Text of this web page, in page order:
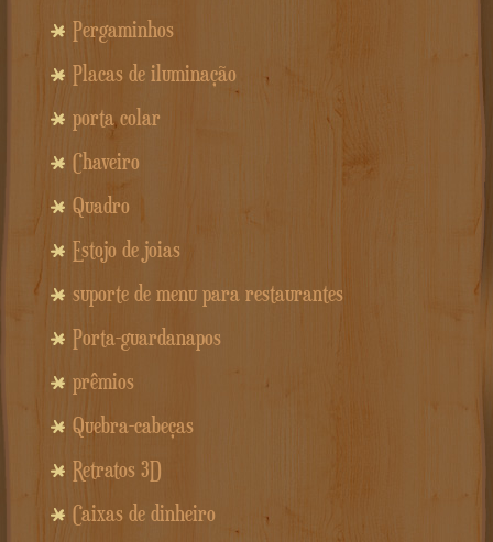
Pergaminhos
Placas de iluminação
porta colar
Chaveiro
Quadro
Estojo de joias
suporte de menu para restaurantes
Porta-guardanapos
prêmios
Quebra-cabeças
Retratos 3D
Caixas de dinheiro